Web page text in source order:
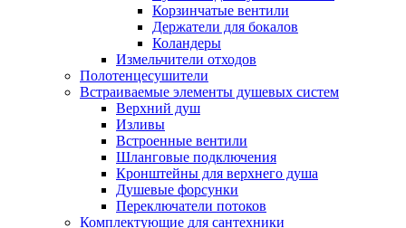
Корзинчатые вентили
Держатели для бокалов
Коландеры
Измельчители отходов
Полотенцесушители
Встраиваемые элементы душевых систем
Верхний душ
Изливы
Встроенные вентили
Шланговые подключения
Кронштейны для верхнего душа
Душевые форсунки
Переключатели потоков
Комплектующие для сантехники